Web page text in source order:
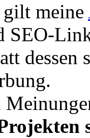
gilt meine
SEO-
dessen